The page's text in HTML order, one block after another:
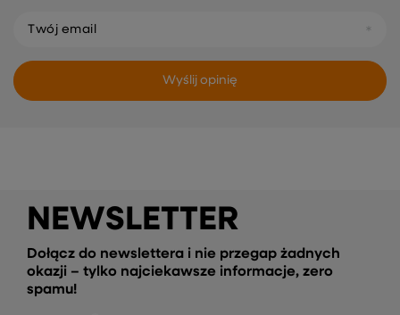
Twój email
Wyślij opinię
NEWSLETTER
Dołącz do newslettera i nie przegap żadnych
okazji – tylko najciekawsze informacje, zero
spamu!